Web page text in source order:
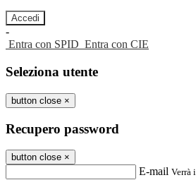
-
Entra con SPID Entra con CIE
Seleziona utente
button close ×
Recupero password
button close ×
E-mail Verrà